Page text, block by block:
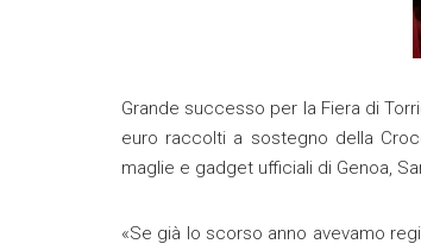
Grande successo per la Fiera di
euro raccolti a sostegno della
maglie e gadget ufficiali di Genoa,
«Se già lo scorso anno avevamo